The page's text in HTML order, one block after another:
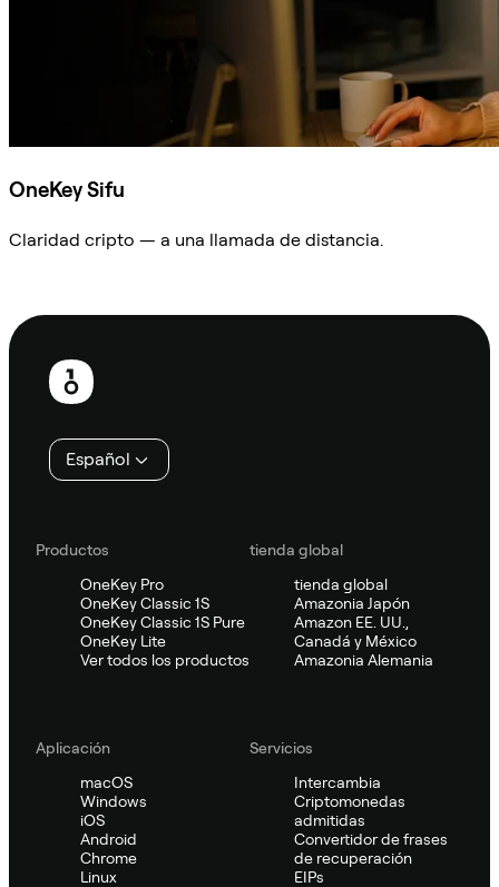
OneKey Sifu
Claridad cripto — a una llamada de distancia.
Pie
página
Español
Productos
OneKey Pro
OneKey Classic 1S
OneKey Classic 1S Pure
OneKey Lite
Ver todos los productos
tienda global
tienda global
Amazonia Japón
Amazon EE. UU.,
Canadá y México
Amazonia Alemania
Aplicación
macOS
Windows
iOS
Android
Chrome
Linux
Servicios
Intercambia
Criptomonedas
admitidas
Convertidor de frases
de recuperación
EIPs